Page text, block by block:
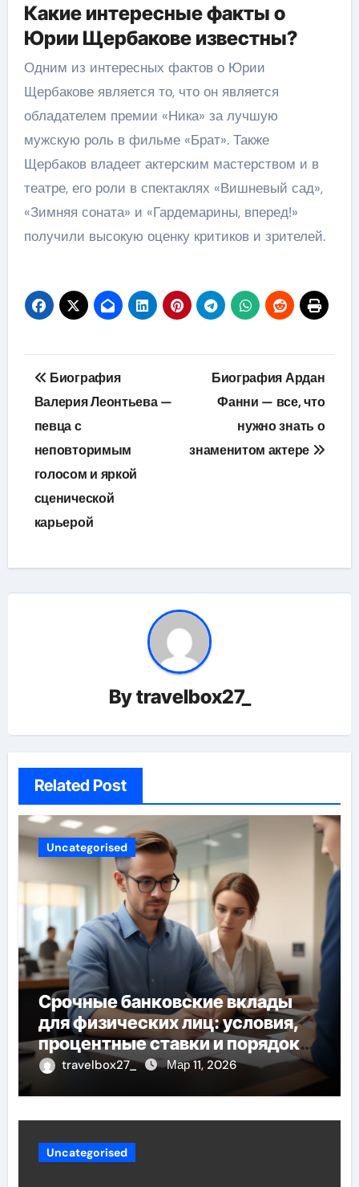
Какие интересные факты о
Юрии Щербакове известны?
Одним из интересных фактов о Юрии
Щербакове является то, что он является
обладателем премии «Ника» за лучшую
мужскую роль в фильме «Брат». Также
Щербаков владеет актерским мастерством и в
театре, его роли в спектаклях «Вишневый сад»,
«Зимняя соната» и «Гардемарины, вперед!»
получили высокую оценку критиков и зрителей.
Навигация
по
записям
Биография
Валерия Леонтьева —
певца с
неповторимым
голосом и яркой
сценической
карьерой
Биография Ардан
Фанни — все, что
нужно знать о
знаменитом актере
Bytravelbox27_
Related Post
Uncategorised
Срочные банковские вклады
для физических лиц: условия,
процентные ставки и порядок
открытия
travelbox27_ Мар 11, 2026
Uncategorised